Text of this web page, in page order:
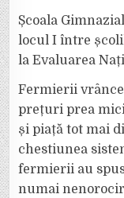
Școala
locul I între
la Evaluarea
Fermierii
prețuri prea
și piață tot mai
chestiunea
fermierii au
numai